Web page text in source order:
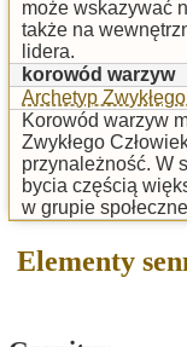
może wskazywać
także na
lidera.
korowód warzyw
Archetyp
Korowód warzyw
Zwykłego
przynależność. W
bycia częścią
w grupie
Elementy